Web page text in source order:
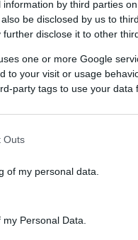
by third parties
be disclosed by us to
further disclose it to other
one or more Google
to your visit or usage
party tags to use your data
Outs
of my personal data.
Personal Data.